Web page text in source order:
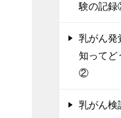
験の記
乳がん発
知ってど
②
乳がん検